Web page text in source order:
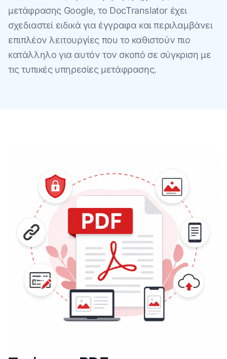
μετάφρασης Google, το DocTranslator έχει
σχεδιαστεί ειδικά για έγγραφα και περιλαμβάνει
επιπλέον λειτουργίες που το καθιστούν πιο
κατάλληλο για αυτόν τον σκοπό σε σύγκριση με
τις τυπικές υπηρεσίες μετάφρασης.